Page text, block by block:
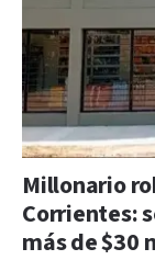
Millonario
Corrientes:
más de $30